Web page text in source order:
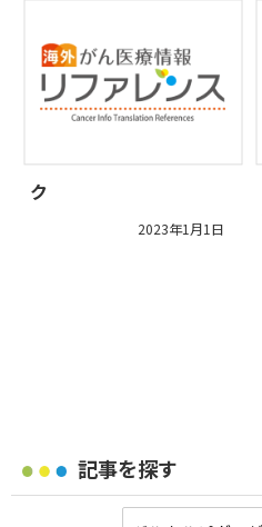
ク
2023年1月1日
記事を探す